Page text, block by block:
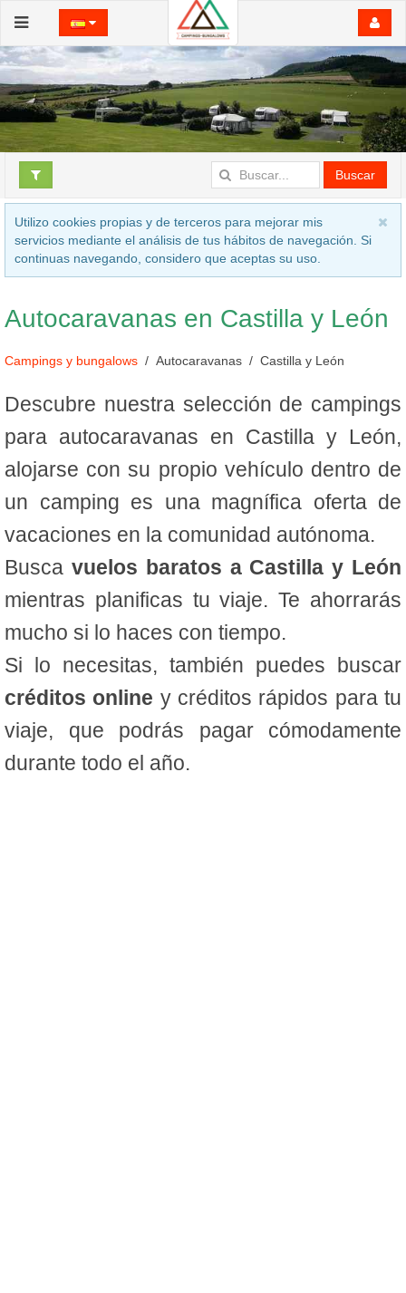
Buscar
Utilizo cookies propias y de terceros para mejorar mis
servicios mediante el análisis de tus hábitos de navegación. Si
continuas navegando, considero que aceptas su uso.
Autocaravanas en Castilla y León
Campings y bungalows Autocaravanas Castilla y León
Descubre nuestra selección de campings
para autocaravanas en Castilla y León,
alojarse con su propio vehículo dentro de
un camping es una magnífica oferta de
vacaciones en la comunidad autónoma.
Busca vuelos baratos a Castilla y León
mientras planificas tu viaje. Te ahorrarás
mucho si lo haces con tiempo.
Si lo necesitas, también puedes buscar
créditos online y créditos rápidos para tu
viaje, que podrás pagar cómodamente
durante todo el año.